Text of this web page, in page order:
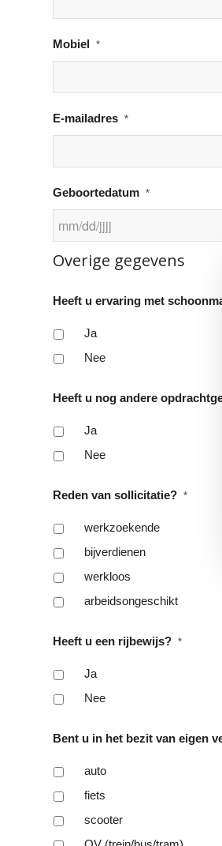
Mobiel *
E-mailadres *
Geboortedatum *
JJJJ
Overige gegevens
Heeft u ervaring met
Ja
Nee
Heeft u nog andere
Ja
Nee
Reden van sollicitatie? *
werkzoekende
bijverdienen
werkloos
arbeidsongeschikt
Heeft u een rijbewijs? *
Ja
Nee
Bent u in het bezit van eigen
auto
fiets
scooter